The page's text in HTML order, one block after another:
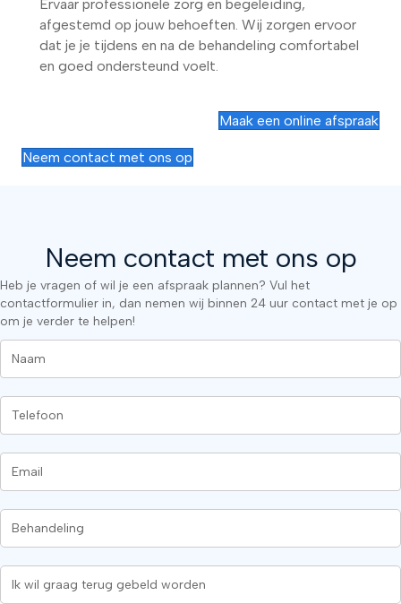
Ervaar professionele zorg en begeleiding,
afgestemd op jouw behoeften. Wij zorgen ervoor
dat je je tijdens en na de behandeling comfortabel
en goed ondersteund voelt.
Maak een online afspraak
Neem contact met ons op
Neem contact met ons op
Heb je vragen of wil je een afspraak plannen? Vul het
contactformulier in, dan nemen wij binnen 24 uur contact met je op
om je verder te helpen!